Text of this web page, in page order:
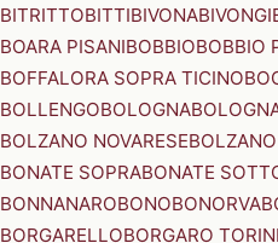
BITRITTOBITTIBIVONABIVONGI
BOARA PISANIBOBBIOBOBBIO
BOFFALORA SOPRA TICINO
BOLLENGOBOLOGNA
BOLZANO NOVARESE
BONATE SOPRABONATE
BONNANAROBONOBONORVA
BORGARELLOBORGARO